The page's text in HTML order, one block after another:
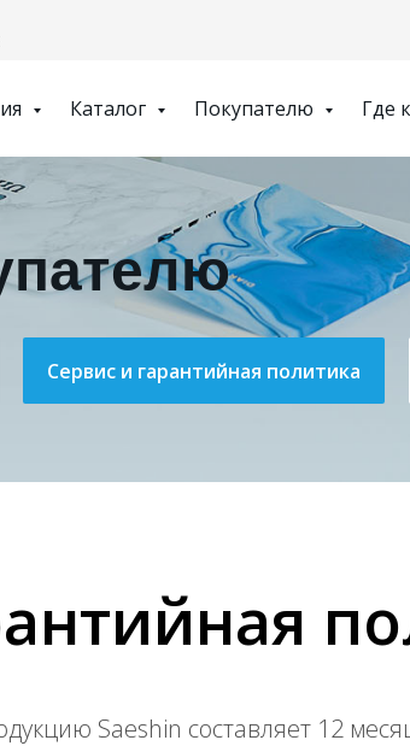
Каталог Покупателю Где
Сервис и гарантийная политика
Saeshin составляет 12